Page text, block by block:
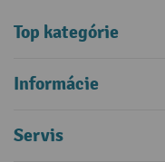
Top kategórie
Informácie
Servis